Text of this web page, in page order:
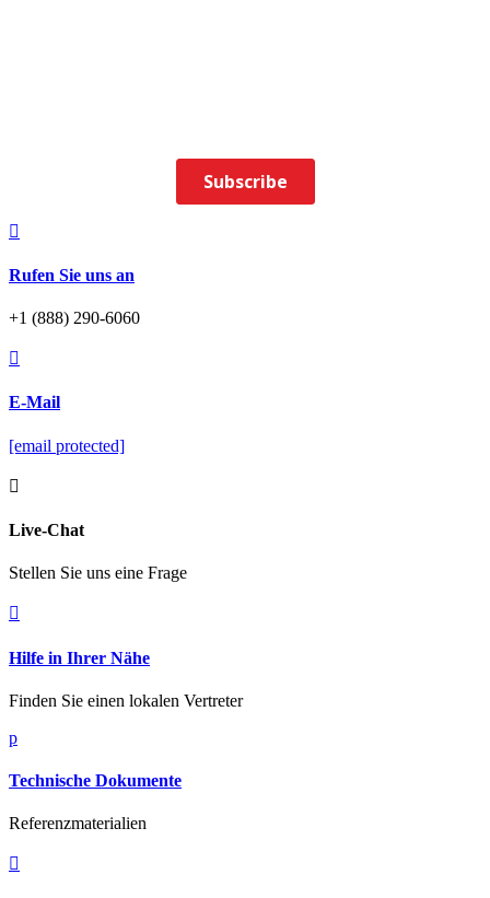

Rufen Sie uns an
+1 (888) 290-6060

E-Mail
[email protected]

Live-Chat
Stellen Sie uns eine Frage

Hilfe in Ihrer Nähe
Finden Sie einen lokalen Vertreter
p
Technische Dokumente
Referenzmaterialien
